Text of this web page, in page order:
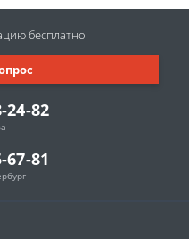
24-82
67-81
бесплатно